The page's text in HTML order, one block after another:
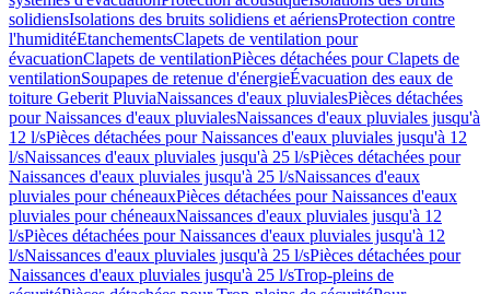
solidiensIsolations des bruits solidiens et aériensProtection contre
l'humiditéEtanchementsClapets de ventilation pour
évacuationClapets de ventilationPièces détachées pour Clapets de
ventilationSoupapes de retenue d'énergieÉvacuation des eaux de
toiture Geberit PluviaNaissances d'eaux pluvialesPièces détachées
pour Naissances d'eaux pluvialesNaissances d'eaux pluviales jusqu'à
12 l/sPièces détachées pour Naissances d'eaux pluviales jusqu'à 12
l/sNaissances d'eaux pluviales jusqu'à 25 l/sPièces détachées pour
Naissances d'eaux pluviales jusqu'à 25 l/sNaissances d'eaux
pluviales pour chéneauxPièces détachées pour Naissances d'eaux
pluviales pour chéneauxNaissances d'eaux pluviales jusqu'à 12
l/sPièces détachées pour Naissances d'eaux pluviales jusqu'à 12
l/sNaissances d'eaux pluviales jusqu'à 25 l/sPièces détachées pour
Naissances d'eaux pluviales jusqu'à 25 l/sTrop-pleins de